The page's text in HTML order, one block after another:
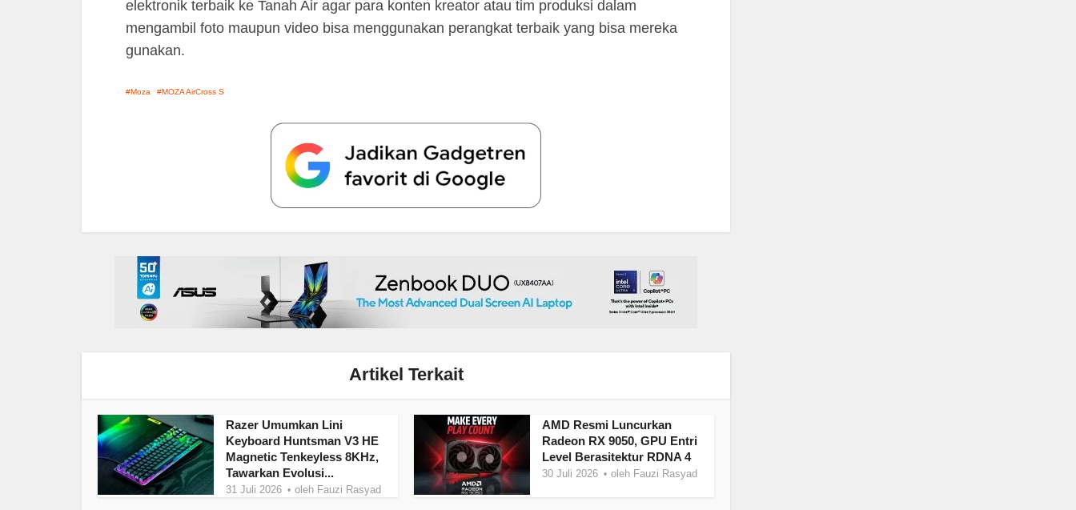
elektronik terbaik ke Tanah Air agar para konten kreator atau tim produksi dalam
mengambil foto maupun video bisa menggunakan perangkat terbaik yang bisa mereka
gunakan.
Moza MOZA AirCross S
Artikel Terkait
Razer Umumkan Lini
Keyboard Huntsman V3 HE
Magnetic Tenkeyless 8KHz,
Tawarkan Evolusi...
31 Juli 2026 oleh Fauzi Rasyad
AMD Resmi Luncurkan
Radeon RX 9050, GPU Entri
Level Berasitektur RDNA 4
30 Juli 2026 oleh Fauzi Rasyad